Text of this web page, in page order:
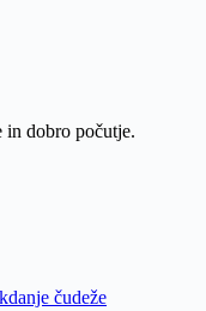
in dobro počutje.
čudeže